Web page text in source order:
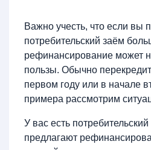
Важно учесть, что если вы
потребительский заём
рефинансирование может
пользы. Обычно
первом году или в начале
примера рассмотрим
У вас есть
предлагают